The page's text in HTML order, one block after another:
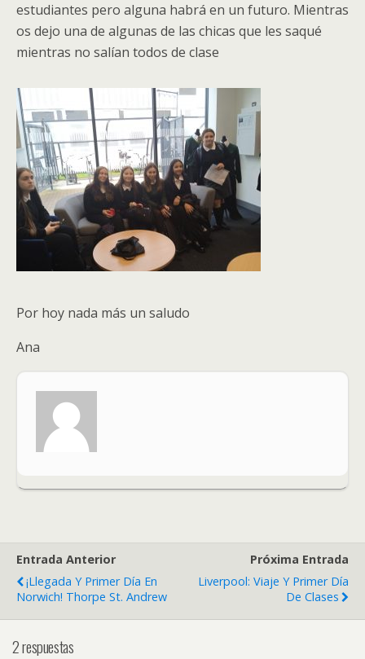
estudiantes pero alguna habrá en un futuro. Mientras
os dejo una de algunas de las chicas que les saqué
mientras no salían todos de clase
Por hoy nada más un saludo
Ana
Entrada Anterior
¡Llegada Y Primer Día En
Norwich! Thorpe St. Andrew
Próxima Entrada
Liverpool: Viaje Y Primer Día
De Clases
2 respuestas